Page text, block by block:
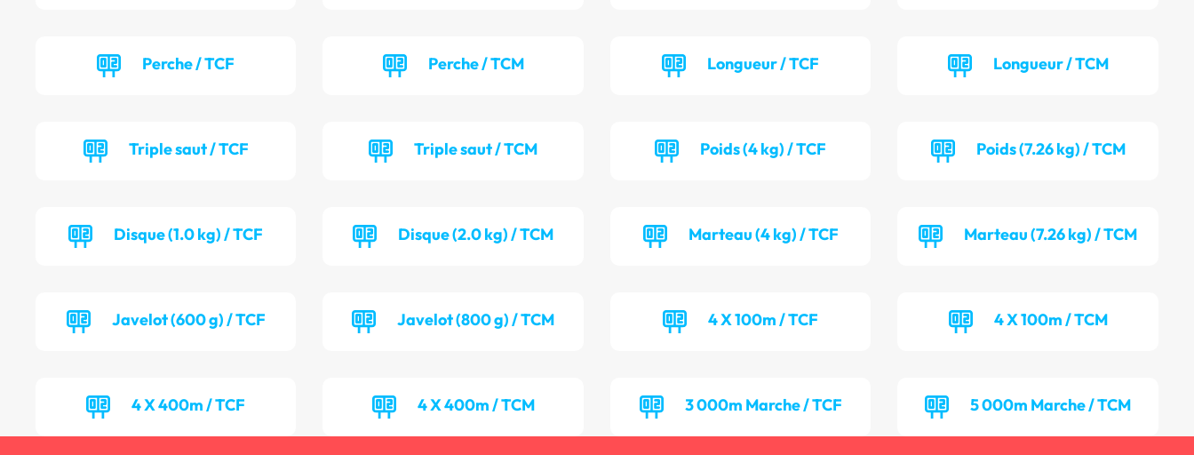
Perche / TCF Perche / TCM Longueur / TCF Longueur / TCM
Triple saut / TCF Triple saut / TCM Poids (4 kg) / TCF Poids (7.26 kg) / TCM
Disque (1.0 kg) / TCF Disque (2.0 kg) / TCM Marteau (4 kg) / TCF Marteau (7.26 kg) / TCM
Javelot (600 g) / TCF Javelot (800 g) / TCM 4 X 100m / TCF 4 X 100m / TCM
4 X 400m / TCF 4 X 400m / TCM 3 000m Marche / TCF 5 000m Marche / TCM